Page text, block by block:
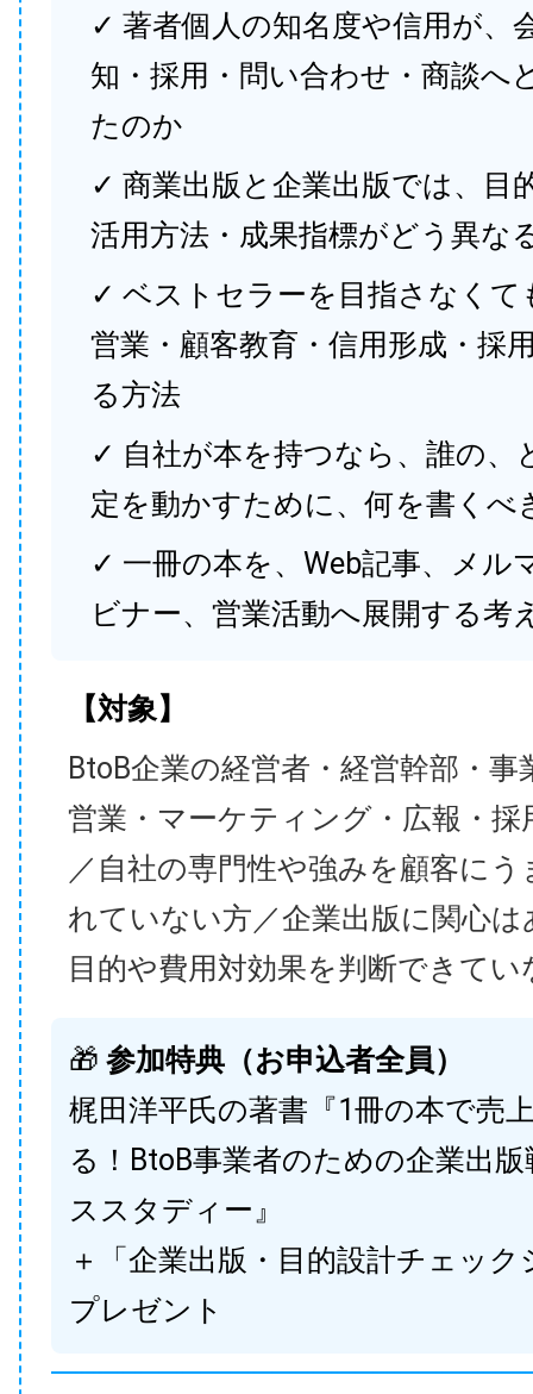
✓ 著者個人の知名度や信用が、
知・採用・問い合わせ・商談へ
たのか
✓ 商業出版と企業出版では、目
活用方法・成果指標がどう異な
✓ ベストセラーを目指さなくて
営業・顧客教育・信用形成・採
る方法
✓ 自社が本を持つなら、誰の、
定を動かすために、何を書くべ
✓ 一冊の本を、Web記事、メル
ビナー、営業活動へ展開する考
【対象】
BtoB企業の経営者・経営幹部・事
営業・マーケティング・広報・採
／自社の専門性や強みを顧客に
れていない方／企業出版に関心
目的や費用対効果を判断できてい
🎁 参加特典（お申込者全員）
梶田洋平氏の著書『1冊の本で売
る！BtoB事業者のための企業出
ススタディー』
＋「企業出版・目的設計チェック
プレゼント